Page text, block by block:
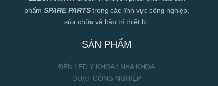
phẩm SPARE PARTStrong các lĩnh vực công nghiệp,
sửa chữa và bảo trì thiết bị.
SẢN PHẨM
ĐÈN LED Y KHOA / NHA KHOA
QUẠT CÔNG NGHIỆP